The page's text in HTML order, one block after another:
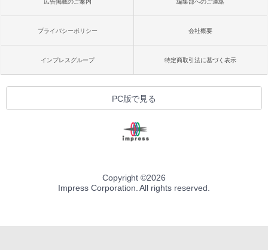
広告掲載のご案内 編集部へのご連絡
プライバシーポリシー 会社概要
インプレスグループ 特定商取引法に基づく表示
PC版で見る
Copyright ©2026
Impress Corporation. All rights reserved.